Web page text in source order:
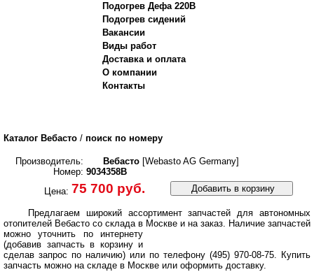
Подогрев Дефа 220В
Подогрев сидений
Вакансии
Виды работ
Доставка и оплата
О компании
Контакты
Каталог Вебасто / поиск по номеру
Производитель:
Номер:
Вебасто [Webasto AG Germany]
9034358B
Цена: 75 700 руб. Добавить в корзину
Предлагаем широкий ассортимент запчастей для автономных
отопителей Вебасто со склада в Москве и на заказ. Наличие запчастей
можно уточнить по интернету
(добавив запчасть в корзину и
сделав запрос по наличию) или по телефону (495) 970-08-75. Купить
запчасть можно на складе в Москве или оформить доставку.